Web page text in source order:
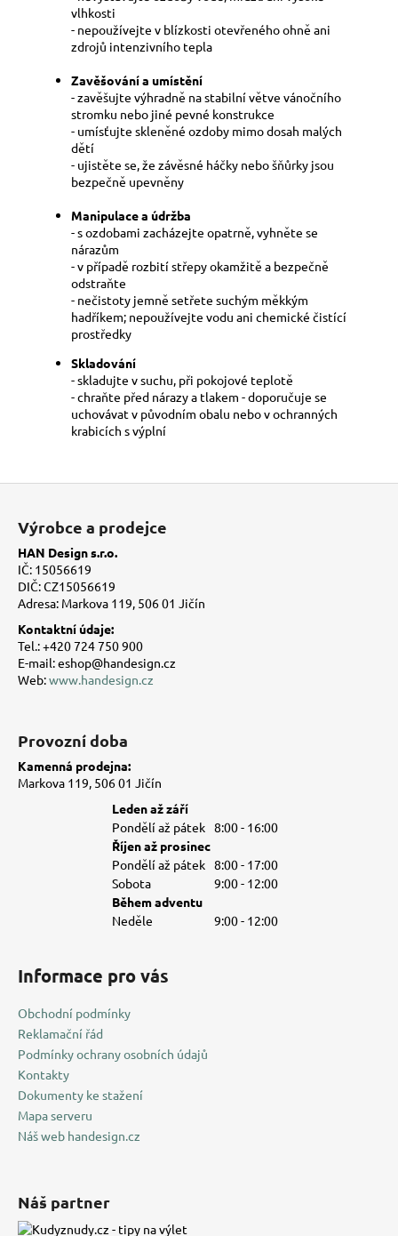
vlhkosti
- nepoužívejte v blízkosti otevřeného ohně ani
zdrojů intenzivního tepla
Zavěšování a umístění
- zavěšujte výhradně na stabilní větve vánočního
stromku nebo jiné pevné konstrukce
- umísťujte skleněné ozdoby mimo dosah malých
dětí
- ujistěte se, že závěsné háčky nebo šňůrky jsou
bezpečně upevněny
Manipulace a údržba
- s ozdobami zacházejte opatrně, vyhněte se
nárazům
- v případě rozbití střepy okamžitě a bezpečně
odstraňte
- nečistoty jemně setřete suchým měkkým
hadříkem; nepoužívejte vodu ani chemické čistící
prostředky
Skladování
- skladujte v suchu, při pokojové teplotě
- chraňte před nárazy a tlakem - doporučuje se
uchovávat v původním obalu nebo v ochranných
krabicích s výplní
Výrobce a prodejce
HAN Design s.r.o.
IČ: 15056619
DIČ: CZ15056619
Adresa: Markova 119, 506 01 Jičín
Kontaktní údaje:
Tel.: +420 724 750 900
E-mail: eshop@handesign.cz
Web:www.handesign.cz
Provozní doba
Kamenná prodejna:
Markova 119, 506 01 Jičín
Leden až září
Pondělí až pátek 8:00 - 16:00
Říjen až prosinec
Pondělí až pátek 8:00 - 17:00
Sobota
9:00 - 12:00
Během adventu
Neděle
9:00 - 12:00
Informace pro vás
Obchodní podmínky
Reklamační řád
Podmínky ochrany osobních údajů
Kontakty
Dokumenty ke stažení
Mapa serveru
Náš web handesign.cz
Náš partner